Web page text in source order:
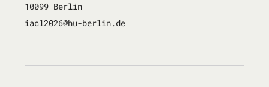
10099 Berlin
iacl2026@hu-berlin.de